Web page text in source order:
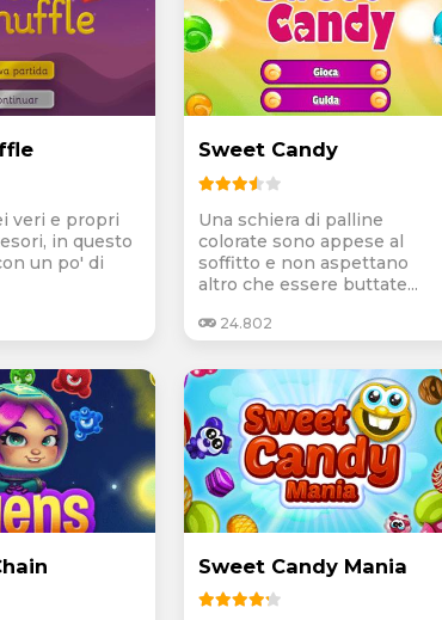
veri e propri
in questo
un po' di
Sweet Candy
Una schiera di palline
colorate sono appese al
soffitto e non aspettano
altro che essere buttate...
24.802
Sweet Candy Mania